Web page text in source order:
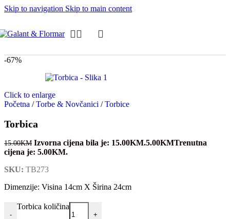
Skip to navigation Skip to main content
-67%
Click to enlarge
Početna / Torbe & Novčanici / Torbice
Torbica
15.00KM Izvorna cijena bila je: 15.00KM.5.00KMTrenutna
cijena je: 5.00KM.
SKU: TB273
Dimenzije: Visina 14cm X Širina 24cm
-
Torbica količina
+